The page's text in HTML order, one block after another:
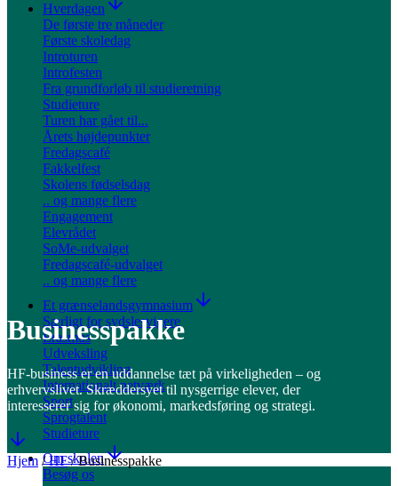
Hverdagen
De første tre måneder
Første skoledag
Introturen
Introfesten
Fra grundforløb til studieretning
Studieture
Turen har gået til...
Årets højdepunkter
Fredagscafé
Fakkelfest
Skolens fødselsdag
.. og mange flere
Engagement
Elevrådet
SoMe-udvalget
Fredagscafé-udvalget
.. og mange flere
Et grænselandsgymnasium
Særligt for sydslesvigere
Erasmus
Udveksling
Talentudvikling
Internationalt netværk
Sport
Sprogtalent
Studieture
Om skolen
Besøg os
Businesspakke
HF-business er en uddannelse tæt på virkeligheden – og
erhvervslivet. Skræddersyet til nysgerrige elever, der
interesserer sig for økonomi, markedsføring og strategi.
Hjem / HF / Businesspakke